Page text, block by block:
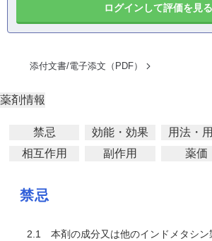
ログインして評価を見る
添付文書/電子添文（PDF）
薬剤情報
禁忌 効能・効果 用法・
相互作用
副作用 薬価
禁忌
2.1
本剤の成分又は他のインドメタシン